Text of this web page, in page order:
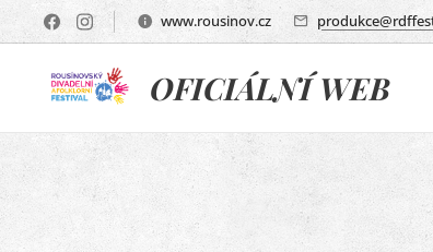
www.rousinov.cz
OFICIÁLNÍ WEB